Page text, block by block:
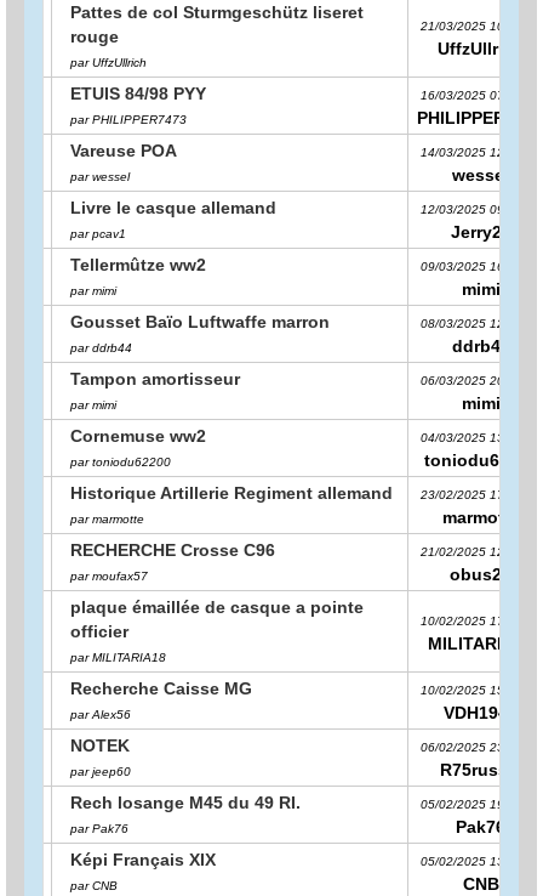
Pattes de col Sturmgeschütz liseret
rouge
par UffzUllrich
21/03/2025 10:16:04
UffzUllrich
ETUIS 84/98 PYY
par PHILIPPER7473
16/03/2025 07:46:10
PHILIPPER7473
Vareuse POA
par wessel
14/03/2025 12:05:35
wessel
Livre le casque allemand
par pcav1
12/03/2025 09:56:13
Jerry22
Tellermûtze ww2
par mimi
09/03/2025 16:58:28
mimi
Gousset Baïo Luftwaffe marron
par ddrb44
08/03/2025 12:28:08
ddrb44
Tampon amortisseur
par mimi
06/03/2025 20:35:25
mimi
Cornemuse ww2
par toniodu62200
04/03/2025 13:25:40
toniodu62200
Historique Artillerie Regiment allemand
par marmotte
23/02/2025 17:12:52
marmotte
RECHERCHE Crosse C96
par moufax57
21/02/2025 12:17:03
obus27
plaque émaillée de casque a pointe
officier
par MILITARIA18
10/02/2025 17:40:27
MILITARIA18
Recherche Caisse MG
par Alex56
10/02/2025 15:46:48
VDH1944
NOTEK
par jeep60
06/02/2025 23:17:29
R75russie
Rech losange M45 du 49 RI.
par Pak76
05/02/2025 19:25:56
Pak76
Képi Français XIX
par CNB
05/02/2025 13:22:20
CNB